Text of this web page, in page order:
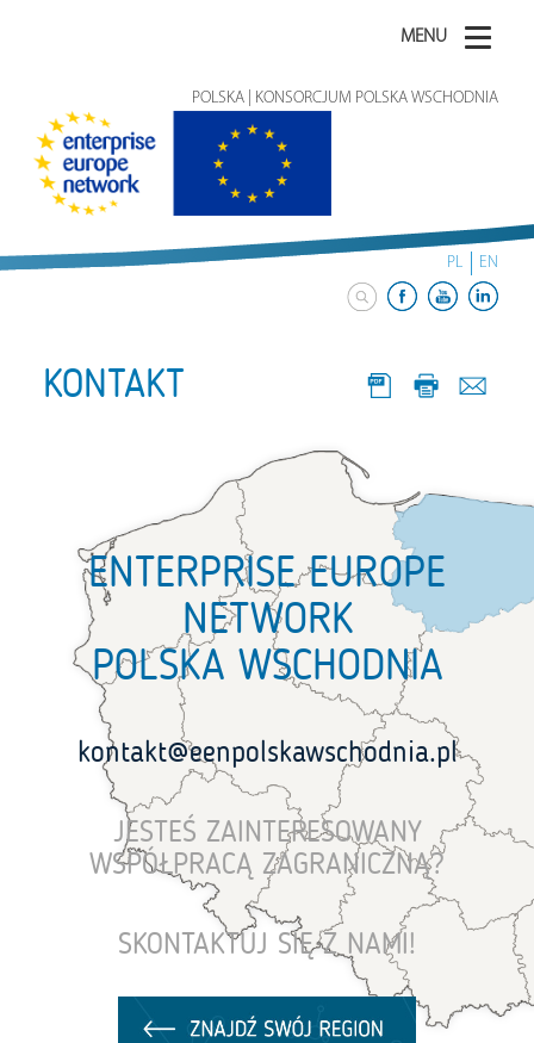
MENU
POLSKA | KONSORCJUM POLSKA WSCHODNIA
PL EN
KONTAKT
ENTERPRISE EUROPE
NETWORK
POLSKA WSCHODNIA
kontakt@eenpolskawschodnia.pl
JESTEŚ ZAINTERESOWANY
WSPÓŁPRACĄ ZAGRANICZNĄ?
SKONTAKTUJ SIĘ Z NAMI!